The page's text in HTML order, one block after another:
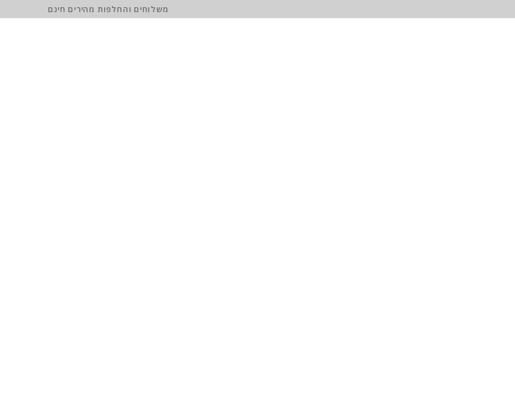
משלוחים והחלפות מהירים חינם